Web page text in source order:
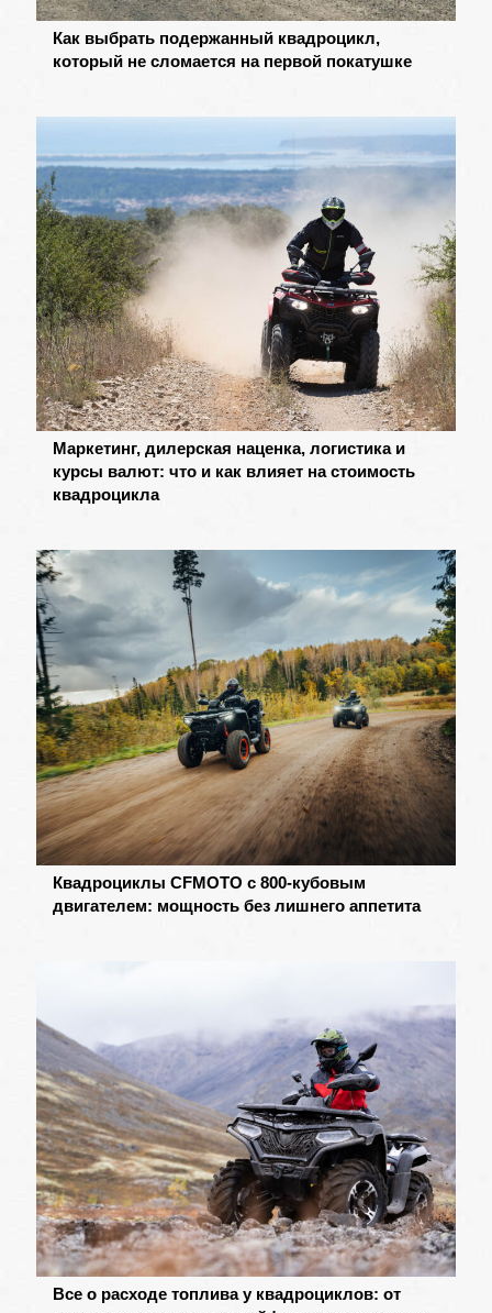
Как выбрать подержанный квадроцикл,
который не сломается на первой покатушке
Маркетинг, дилерская наценка, логистика и
курсы валют: что и как влияет на стоимость
квадроцикла
Квадроциклы CFMOTO c 800-кубовым
двигателем: мощность без лишнего аппетита
Все о расходе топлива у квадроциклов: от